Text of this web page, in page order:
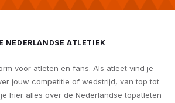
NEDERLANDSE ATLETIEK
voor atleten en fans. Als atleet vind je
jouw competitie of wedstrijd, van top tot
hier alles over de Nederlandse topatleten